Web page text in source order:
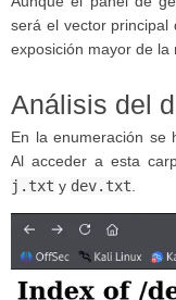
será el vector principal
exposición mayor de la
Análisis del
En la enumeración se
Al acceder a esta
j.txt y dev.txt